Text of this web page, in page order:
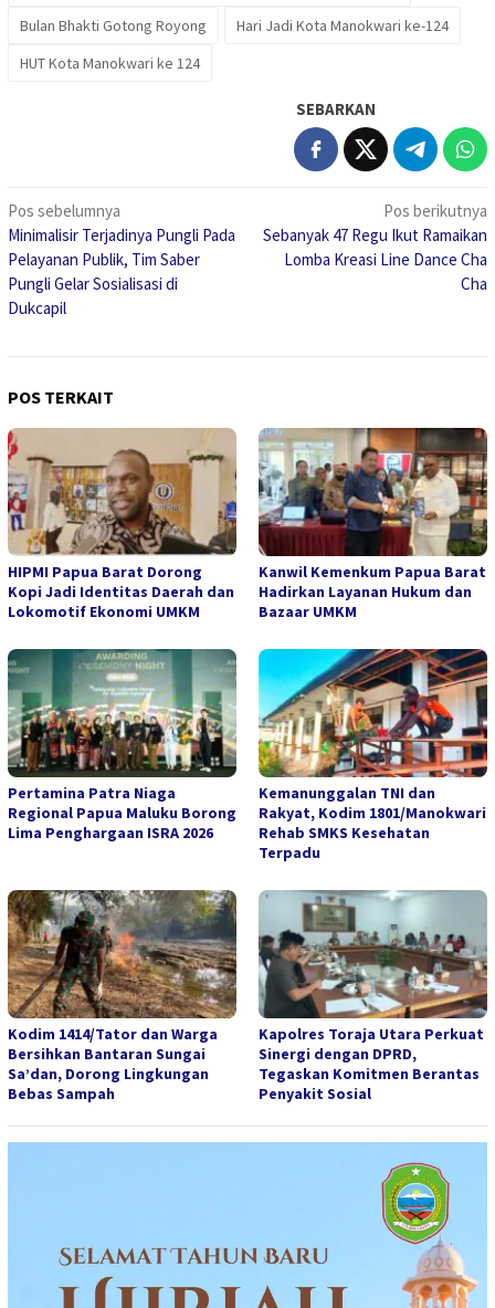
Bulan Bhakti Gotong Royong
Hari Jadi Kota Manokwari ke-124
HUT Kota Manokwari ke 124
SEBARKAN
Navigasi
pos
Pos sebelumnya
Minimalisir Terjadinya Pungli Pada
Pelayanan Publik, Tim Saber
Pungli Gelar Sosialisasi di
Dukcapil
Pos berikutnya
Sebanyak 47 Regu Ikut Ramaikan
Lomba Kreasi Line Dance Cha
Cha
POS TERKAIT
HIPMI Papua Barat Dorong
Kopi Jadi Identitas Daerah dan
Lokomotif Ekonomi UMKM
Kanwil Kemenkum Papua Barat
Hadirkan Layanan Hukum dan
Bazaar UMKM
Pertamina Patra Niaga
Regional Papua Maluku Borong
Lima Penghargaan ISRA 2026
Kemanunggalan TNI dan
Rakyat, Kodim 1801/Manokwari
Rehab SMKS Kesehatan
Terpadu
Kodim 1414/Tator dan Warga
Bersihkan Bantaran Sungai
Sa’dan, Dorong Lingkungan
Bebas Sampah
Kapolres Toraja Utara Perkuat
Sinergi dengan DPRD,
Tegaskan Komitmen Berantas
Penyakit Sosial